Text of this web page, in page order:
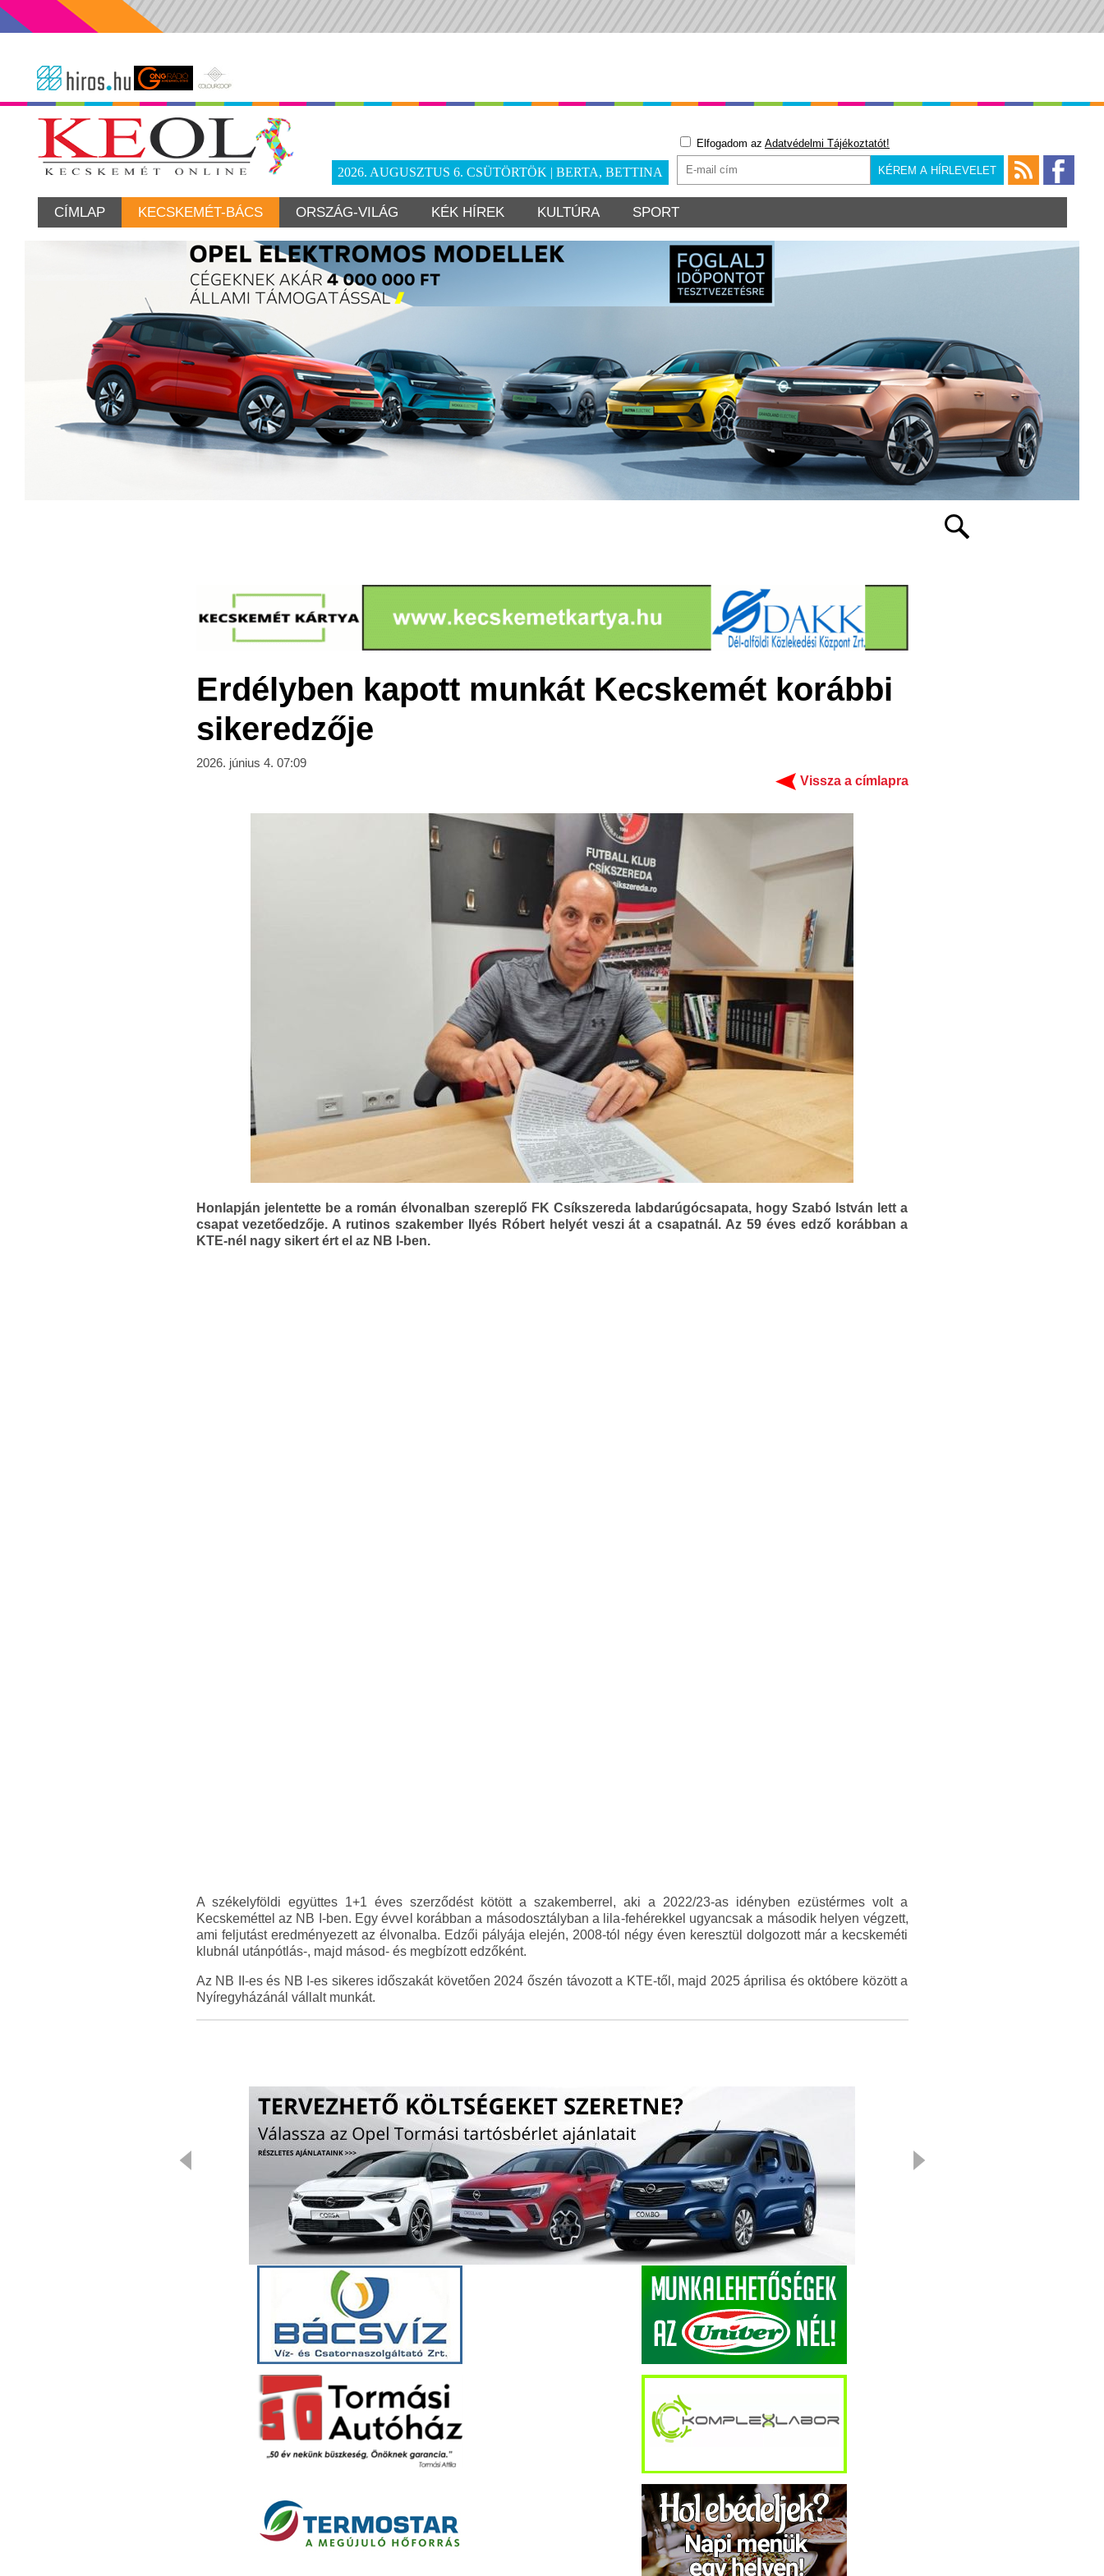
2026. AUGUSZTUS 6. CSÜTÖRTÖK | BERTA, BETTINA
Elfogadom az Adatvédelmi Tájékoztatót!
CÍMLAP KECSKEMÉT-BÁCS ORSZÁG-VILÁG KÉK HÍREK KULTÚRA SPORT
Erdélyben kapott munkát Kecskemét korábbi
sikeredzője
2026. június 4. 07:09
Vissza a címlapra
Honlapján jelentette be a román élvonalban szereplő FK Csíkszereda labdarúgócsapata, hogy Szabó István lett a
csapat vezetőedzője. A rutinos szakember Ilyés Róbert helyét veszi át a csapatnál. Az 59 éves edző korábban a
KTE-nél nagy sikert ért el az NB I-ben.
A székelyföldi együttes 1+1 éves szerződést kötött a szakemberrel, aki a 2022/23-as idényben ezüstérmes volt a
Kecskeméttel az NB I-ben. Egy évvel korábban a másodosztályban a lila-fehérekkel ugyancsak a második helyen végzett,
ami feljutást eredményezett az élvonalba. Edzői pályája elején, 2008-tól négy éven keresztül dolgozott már a kecskeméti
klubnál utánpótlás-, majd másod- és megbízott edzőként.
Az NB II-es és NB I-es sikeres időszakát követően 2024 őszén távozott a KTE-től, majd 2025 áprilisa és októbere között a
Nyíregyházánál vállalt munkát.